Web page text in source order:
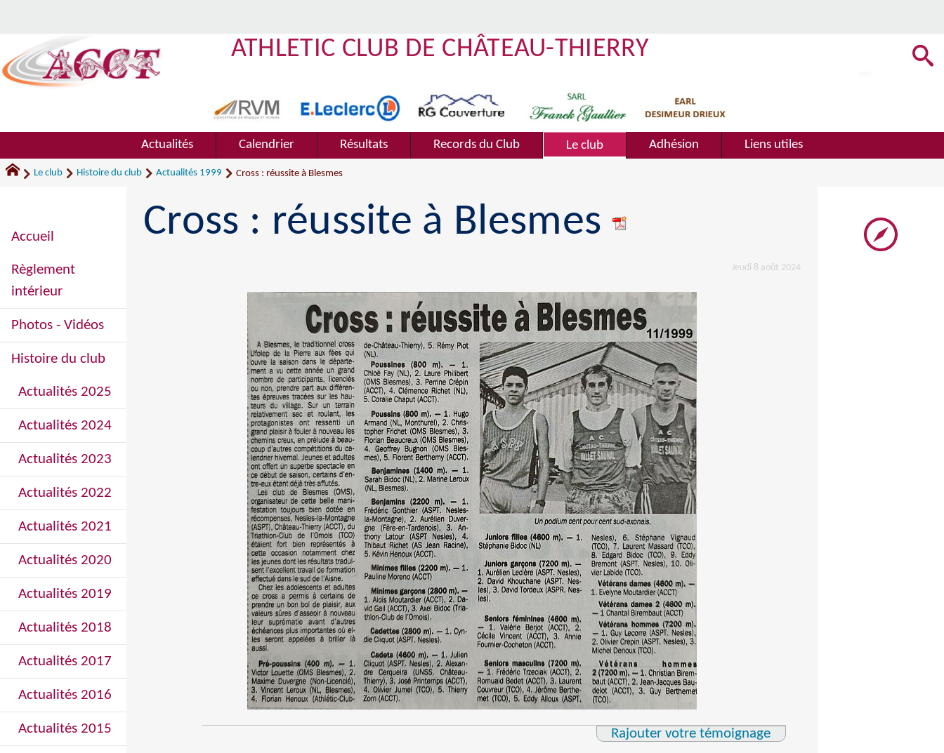
ATHLETIC CLUB DE CHÂTEAU-THIERRY
Actualités Calendrier Résultats Records du Club Le club Adhésion Liens utiles
Le club Histoire du club Actualités 1999 Cross : réussite à Blesmes
Cross : réussite à Blesmes
Jeudi 8 août 2024
Rajouter votre témoignage
Accueil
Règlement
intérieur
Photos - Vidéos
Histoire du club
Actualités 2025
Actualités 2024
Actualités 2023
Actualités 2022
Actualités 2021
Actualités 2020
Actualités 2019
Actualités 2018
Actualités 2017
Actualités 2016
Actualités 2015